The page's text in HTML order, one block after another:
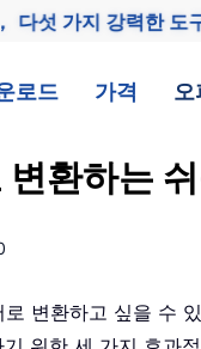
섯 가지 강력한 도
로드 가격
환하는
변환하고 싶을 수